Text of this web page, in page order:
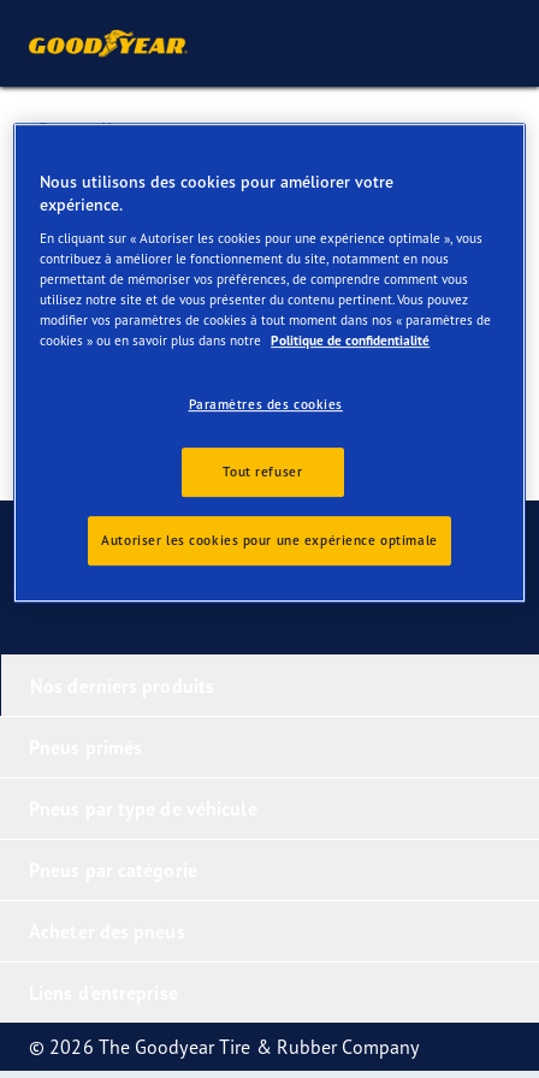
Retour liste
ATOMIUM MOTORS
Services disponibles en ligne et en magasin
Contact Services
Contactez-nous
© 2026 The Goodyear Tire & Rubber Company
Nous utilisons des cookies pour améliorer votre
expérience.
En cliquant sur « Autoriser les cookies pour une expérience optimale », vous
contribuez à améliorer le fonctionnement du site, notamment en nous
permettant de mémoriser vos préférences, de comprendre comment vous
utilisez notre site et de vous présenter du contenu pertinent. Vous pouvez
modifier vos paramètres de cookies à tout moment dans nos « paramètres de
cookies » ou en savoir plus dans notre Politique de confidentialité
Paramètres des cookies
Tout refuser
Autoriser les cookies pour une expérience optimale